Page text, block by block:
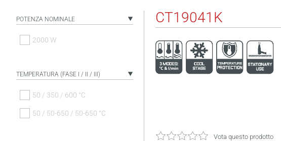
POTENZA NOMINALE
2000 W
TEMPERATURA (FASE I / II / III)
50 / 350 / 600 °C
50 / 50-650 / 50-650 °C
CT19041K
Vota questo prodotto